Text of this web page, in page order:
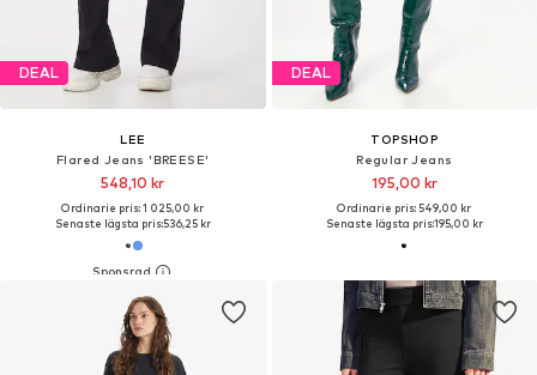
DEAL
LEE
Flared Jeans 'BREESE'
548,10 kr
Ordinarie pris: 1 025,00 kr
Senaste lägsta pris:536,25 kr
DEAL
TOPSHOP
Regular Jeans
195,00 kr
Ordinarie pris: 549,00 kr
Senaste lägsta pris:195,00 kr